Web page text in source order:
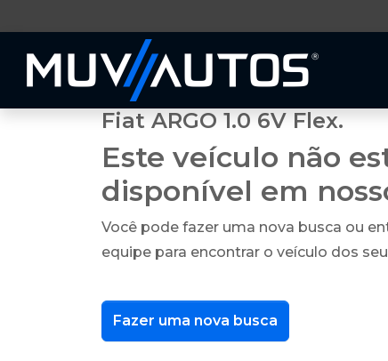
Fiat ARGO 1.0 6V Flex.
Este veículo não
disponível em
Você pode fazer uma nova busca ou
equipe para encontrar o veículo dos
Fazer uma nova busca